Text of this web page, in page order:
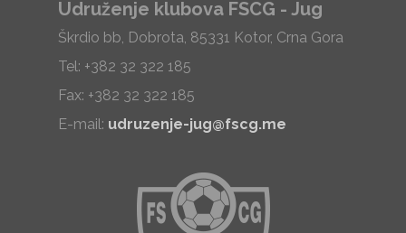
Udruženje klubova FSCG - Jug
Škrdio bb, Dobrota, 85331 Kotor, Crna Gora
Tel: +382 32 322 185
Fax: +382 32 322 185
E-mail: udruzenje-jug@fscg.me